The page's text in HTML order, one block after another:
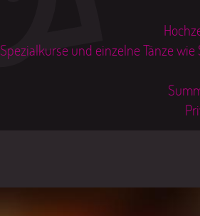
Spezialkurse und einzelne Tänze wie